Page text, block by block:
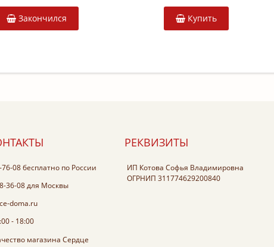
Закончился Купить
08бесплатно по России
36-08для Москвы
doma.ru
- 18:00
РЕКВИЗИТЫ
ИП Котова Софья Владимировна
ОГРНИП 311774629200840